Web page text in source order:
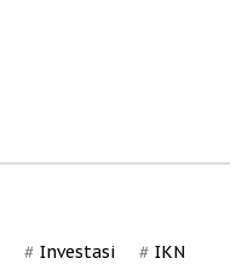
Investasi IKN